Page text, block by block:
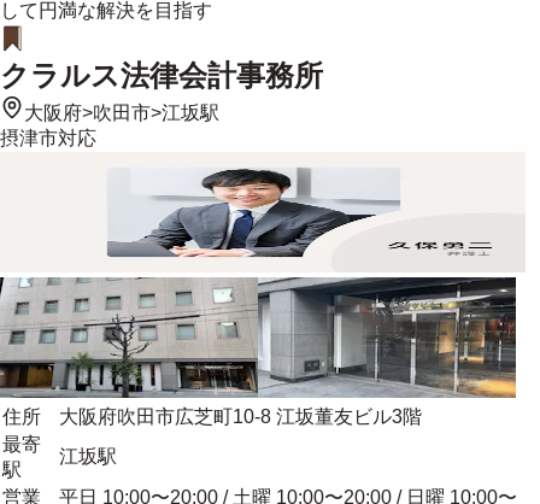
して円満な解決を目指す
クラルス法律会計事務所
大阪府>吹田市>江坂駅
摂津市対応
住所
大阪府吹田市広芝町10-8 江坂董友ビル3階
最寄
駅
江坂駅
営業
平日 10:00〜20:00 / 土曜 10:00〜20:00 / 日曜 10:00〜